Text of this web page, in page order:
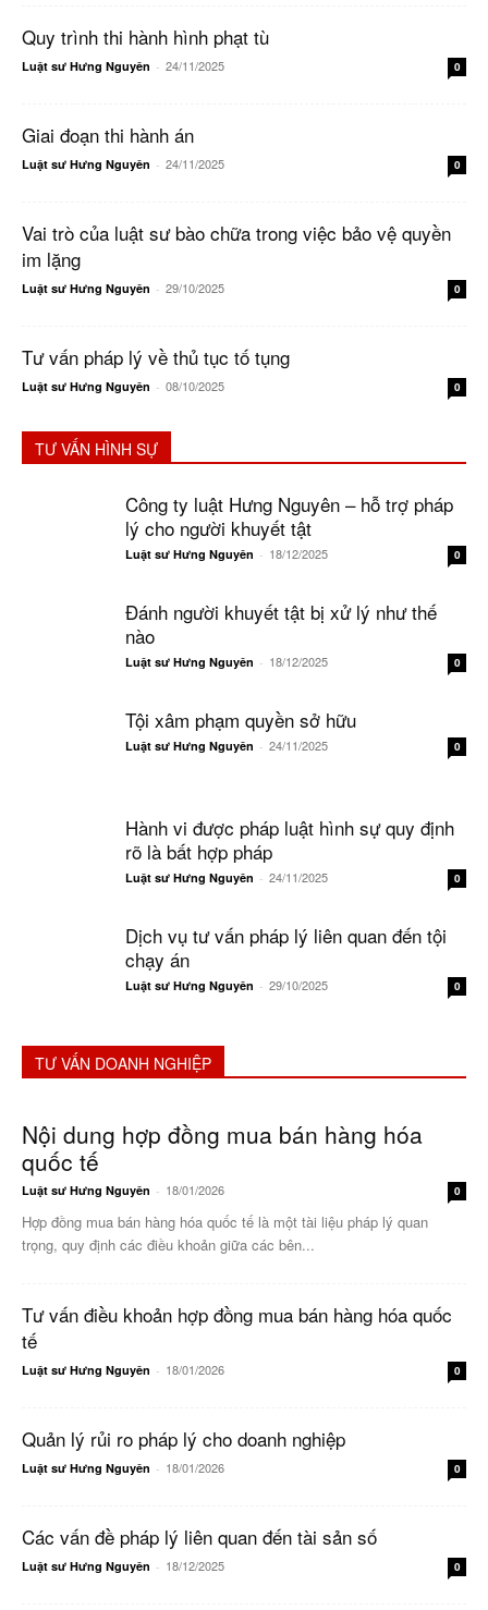
Quy trình thi hành hình phạt tù
Luật sư Hưng Nguyên - 24/11/2025 0
Giai đoạn thi hành án
Luật sư Hưng Nguyên - 24/11/2025 0
Vai trò của luật sư bào chữa trong việc bảo vệ quyền
im lặng
Luật sư Hưng Nguyên - 29/10/2025 0
Tư vấn pháp lý về thủ tục tố tụng
Luật sư Hưng Nguyên - 08/10/2025 0
TƯ VẤN HÌNH SỰ
Công ty luật Hưng Nguyên – hỗ trợ pháp
lý cho người khuyết tật
Luật sư Hưng Nguyên - 18/12/2025 0
Đánh người khuyết tật bị xử lý như thế
nào
Luật sư Hưng Nguyên - 18/12/2025 0
Tội xâm phạm quyền sở hữu
Luật sư Hưng Nguyên - 24/11/2025 0
Hành vi được pháp luật hình sự quy định
rõ là bất hợp pháp
Luật sư Hưng Nguyên - 24/11/2025 0
Dịch vụ tư vấn pháp lý liên quan đến tội
chạy án
Luật sư Hưng Nguyên - 29/10/2025 0
TƯ VẤN DOANH NGHIỆP
Nội dung hợp đồng mua bán hàng hóa
quốc tế
Luật sư Hưng Nguyên - 18/01/2026 0
Hợp đồng mua bán hàng hóa quốc tế là một tài liệu pháp lý quan
trọng, quy định các điều khoản giữa các bên...
Tư vấn điều khoản hợp đồng mua bán hàng hóa quốc
tế
Luật sư Hưng Nguyên - 18/01/2026 0
Quản lý rủi ro pháp lý cho doanh nghiệp
Luật sư Hưng Nguyên - 18/01/2026 0
Các vấn đề pháp lý liên quan đến tài sản số
Luật sư Hưng Nguyên - 18/12/2025 0